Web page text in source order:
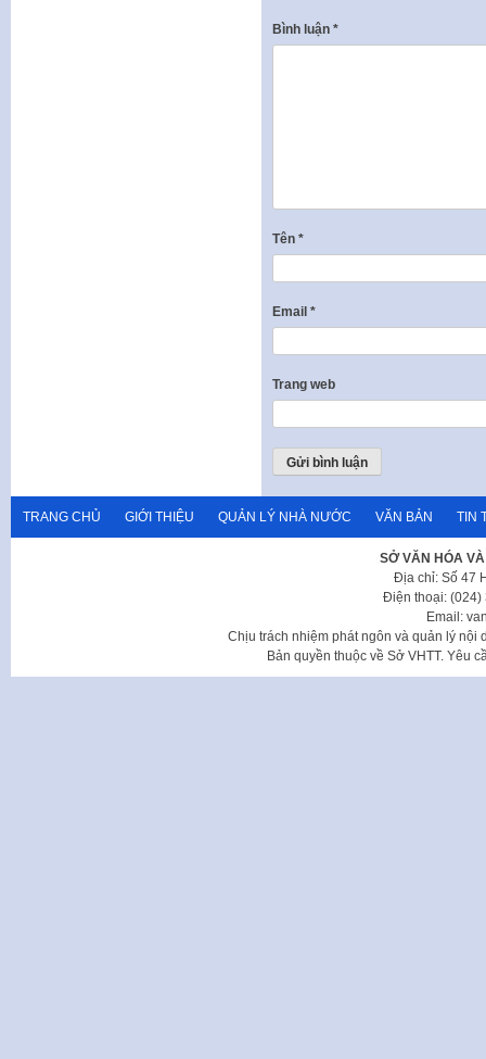
Bình luận *
Tên *
Email *
Trang web
TRANG CHỦ GIỚI THIỆU QUẢN LÝ NHÀ NƯỚC VĂN BẢN TIN
SỞ VĂN HÓA
Địa chỉ: Số 47
Điện thoại: (024)
Email:
Chịu trách nhiệm phát ngôn và quản lý nội
Bản quyền thuộc về Sở VHTT. Yêu